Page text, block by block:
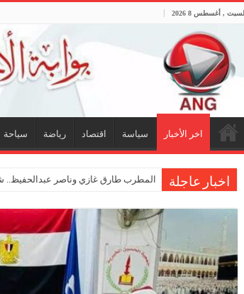
السبت , أغسطس 8 2026
اخر الأخبار سياسة اقتصاد رياضة سياحة
اخبار عاجلة المطرب طارق غازي وناصر عبدالحفيظ..